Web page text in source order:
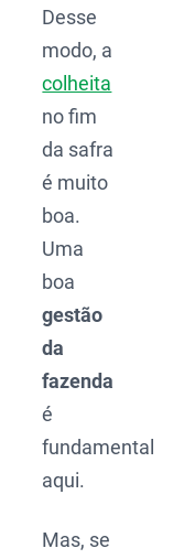
Desse
modo, a
colheita
no fim
da safra
é muito
boa.
Uma
boa
gestão
da
fazenda
é
fundamental
aqui.
Mas, se